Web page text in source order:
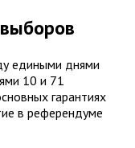
едиными днями
10 и 71
гарантиях
в референдуме